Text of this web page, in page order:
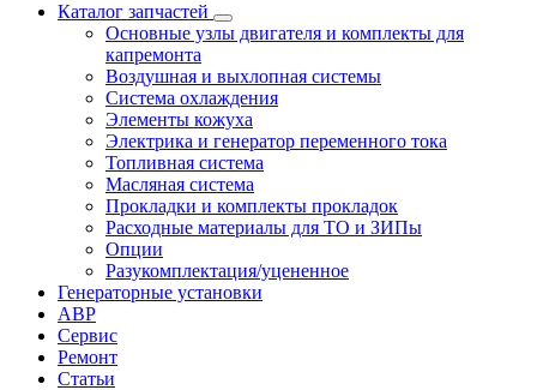
Каталог запчастей
Основные узлы двигателя и комплекты для
капремонта
Воздушная и выхлопная системы
Система охлаждения
Элементы кожуха
Электрика и генератор переменного тока
Топливная система
Масляная система
Прокладки и комплекты прокладок
Расходные материалы для ТО и ЗИПы
Опции
Разукомплектация/уцененное
Генераторные установки
АВР
Сервис
Ремонт
Статьи